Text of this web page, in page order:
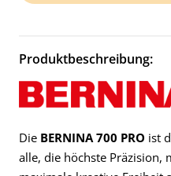
Produktbeschreibung:
Die BERNINA 700 PRO ist
alle, die höchste Präzision,